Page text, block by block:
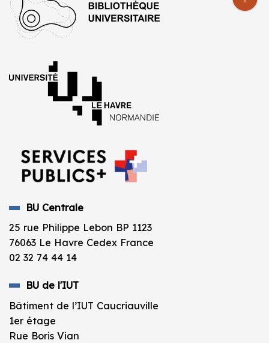
BU Centrale
25 rue Philippe Lebon BP 1123
76063 Le Havre Cedex France
02 32 74 44 14
BU de l'IUT
Bâtiment de l’IUT Caucriauville
1er étage
Rue Boris Vian